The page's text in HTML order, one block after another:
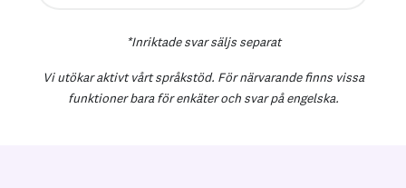
*Inriktade svar säljs separat
Vi utökar aktivt vårt språkstöd. För närvarande finns vissa
funktioner bara för enkäter och svar på engelska.